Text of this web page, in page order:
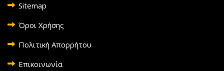
Sitemap
Όροι Χρήσης
Πολιτική Απορρήτου
Επικοινωνία